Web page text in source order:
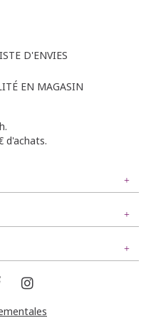
D'ENVIES
EN MAGASIN
d'achats.
ELASTHANE